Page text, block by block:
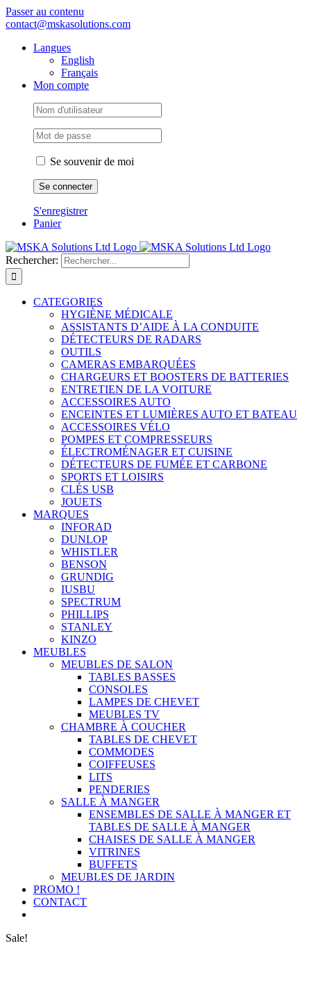
Passer au contenu
contact@mskasolutions.com
Langues
English
Français
Mon compte
Se souvenir de moi
S'enregistrer
Panier
Rechercher:
CATEGORIES
HYGIÈNE MÉDICALE
ASSISTANTS D’AIDE À LA CONDUITE
DÉTECTEURS DE RADARS
OUTILS
CAMERAS EMBARQUÉES
CHARGEURS ET BOOSTERS DE BATTERIES
ENTRETIEN DE LA VOITURE
ACCESSOIRES AUTO
ENCEINTES ET LUMIÈRES AUTO ET BATEAU
ACCESSOIRES VÉLO
POMPES ET COMPRESSEURS
ÉLECTROMÉNAGER ET CUISINE
DÉTECTEURS DE FUMÉE ET CARBONE
SPORTS ET LOISIRS
CLÉS USB
JOUETS
MARQUES
INFORAD
DUNLOP
WHISTLER
BENSON
GRUNDIG
IUSBU
SPECTRUM
PHILLIPS
STANLEY
KINZO
MEUBLES
MEUBLES DE SALON
TABLES BASSES
CONSOLES
LAMPES DE CHEVET
MEUBLES TV
CHAMBRE À COUCHER
TABLES DE CHEVET
COMMODES
COIFFEUSES
LITS
PENDERIES
SALLE À MANGER
ENSEMBLES DE SALLE À MANGER ET
TABLES DE SALLE À MANGER
CHAISES DE SALLE À MANGER
VITRINES
BUFFETS
MEUBLES DE JARDIN
PROMO !
CONTACT
Sale!